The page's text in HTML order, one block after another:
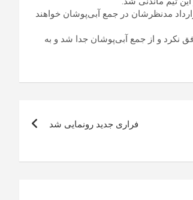
مدنظرشان در جمع آبی‌پوشان خواهند
نکرد و از جمع آبی‌پوشان جدا شد و به
فراری جدید رونمایی شد